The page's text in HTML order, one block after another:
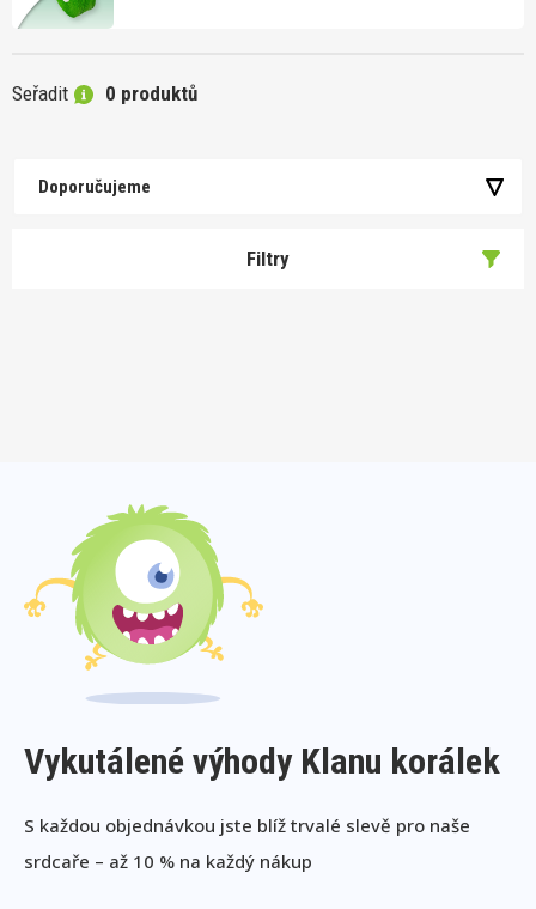
Seřadit 0 produktů
Doporučujeme
Filtry
Vykutálené výhody Klanu korálek
S každou objednávkou jste blíž trvalé slevě pro naše
srdcaře – až 10 % na každý nákup